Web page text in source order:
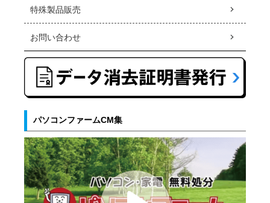
特殊製品販売
お問い合わせ
パソコンファームCM集